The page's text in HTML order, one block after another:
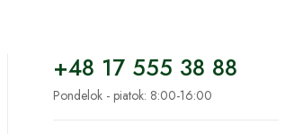
+48 17 555 38 88
Pondelok - piatok: 8:00-16:00